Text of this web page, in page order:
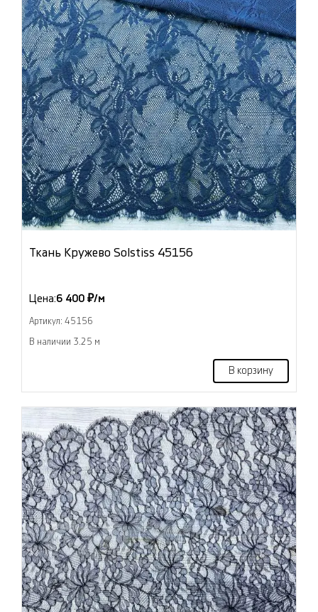
Ткань Кружево Solstiss 45156
Цена:6 400 ₽/м
Артикул: 45156
В наличии 3.25 м
В корзину